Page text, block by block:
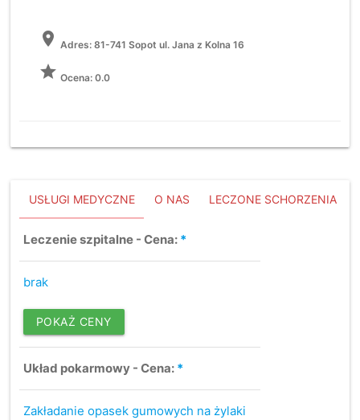
location_on Adres:81-741 Sopot ul. Jana z Kolna 16
grade Ocena: 0.0
USŁUGI MEDYCZNE O NAS LECZONE SCHORZENIA
Leczenie szpitalne - Cena: *
brak
POKAŻ CENY
Układ pokarmowy - Cena: *
Zakładanie opasek gumowych na żylaki